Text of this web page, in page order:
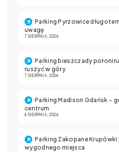
Parking Pyrzowice
uwagę
7 SIERPNIA, 2026
Parking bieszczady
ruszyć w góry
7 SIERPNIA, 2026
Parking Madison Gdańsk –
centrum
6 SIERPNIA, 2026
Parking Zakopane
wygodnego miejsca